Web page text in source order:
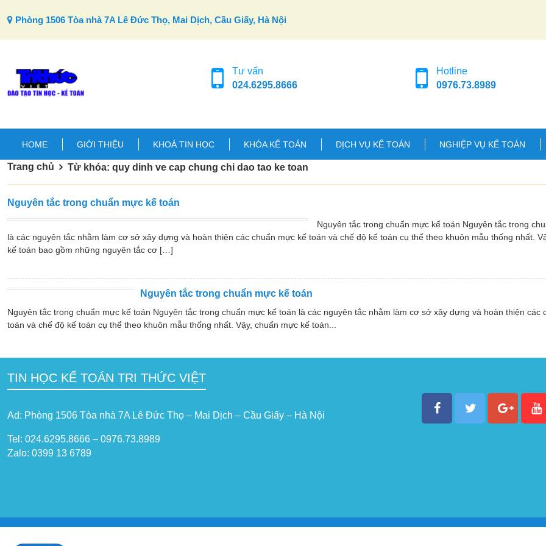
Phòng 1506 Tòa nhà 7A Lê Đức Thọ, Mai Dịch, Cầu Giấy, Hà Nội
Tư vấn
024.6295.8666
Hotline
0976.73.8989
HOME GIỚI THIỆU KHOÁ TIN HỌC KHÓA KẾ TOÁN DỊCH VỤ KẾ TOÁN NGHIỆP VỤ KẾ TOÁN
Trang chủ Từ khóa: quy dinh ve cap chung chi dao tao ke toan
Nguyên tắc trong chuẩn mực kế toán
Nguyên tắc trong chuẩn mực kế toán Nguyên tắc trong
là các nguyên tắc nhằm làm cơ sở xây dựng và hoàn thiện các chuẩn mực kế toán và chế độ kế toán cụ thể theo khuôn mẫu thống nhất.
kế toán bao gồm những nguyên tắc cơ […]
Nguyên tắc trong chuẩn mực kế toán
Nguyên tắc trong chuẩn mực kế toán Nguyên tắc trong chuẩn mực kế toán là các nguyên tắc nhằm làm cơ sở xây dựng và hoàn thiện các
toán và chế độ kế toán cụ thể theo khuôn mẫu thống nhất. Vậy, chuẩn mực kế toán...
TIN HỌC KẾ TOÁN TRI THỨC VIỆT
Ad: Phòng 1506 Tòa nhà 7A Lê Đức Thọ – Mai Dịch – Cầu Giấy – Hà Nội
Tel: 024.6295.8666 – 0976.73.8989
Zalo: 0399 13 6789